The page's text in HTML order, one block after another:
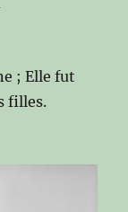
; Elle fut
filles.